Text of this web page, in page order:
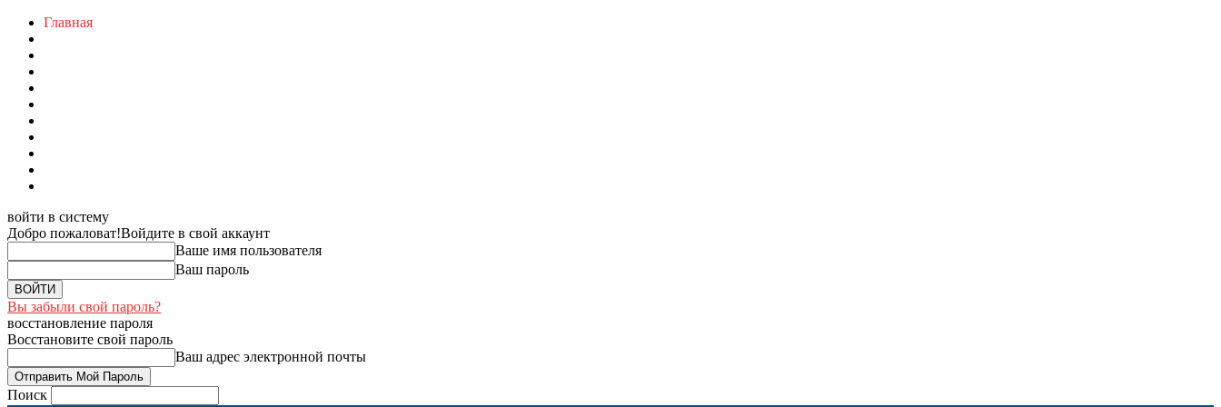
Главная
войти в систему
Добро пожаловат!Войдите в свой аккаунт
Ваше имя пользователя
Ваш пароль
Вы забыли свой пароль?
восстановление пароля
Восстановите свой пароль
Ваш адрес электронной почты
Поиск